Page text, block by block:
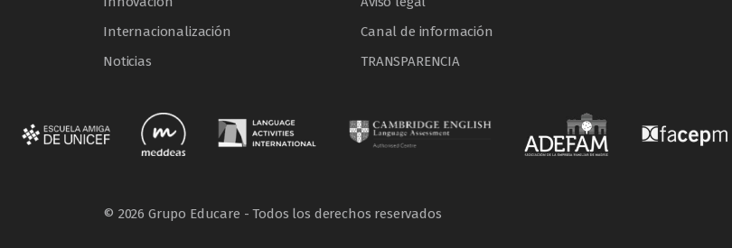
Internacionalización
Noticias
Canal de información
TRANSPARENCIA
© 2026 Grupo Educare - Todos los derechos reservados